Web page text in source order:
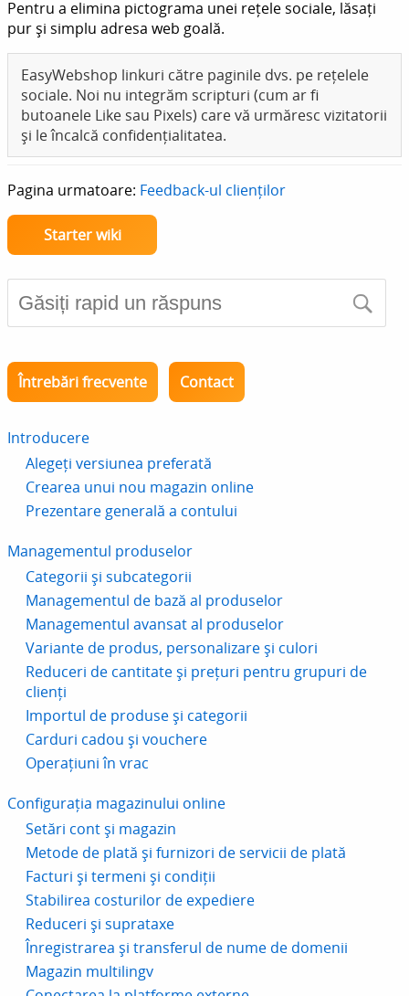
Pentru a elimina pictograma unei rețele sociale, lăsați
pur și simplu adresa web goală.
EasyWebshop linkuri către paginile dvs. pe rețelele
sociale. Noi nu integrăm scripturi (cum ar fi
butoanele Like sau Pixels) care vă urmăresc vizitatorii
și le încalcă confidențialitatea.
Pagina urmatoare: Feedback-ul clienților
Starter wiki
Întrebări frecvente Contact
Introducere
Alegeți versiunea preferată
Crearea unui nou magazin online
Prezentare generală a contului
Managementul produselor
Categorii și subcategorii
Managementul de bază al produselor
Managementul avansat al produselor
Variante de produs, personalizare și culori
Reduceri de cantitate și prețuri pentru grupuri de
clienți
Importul de produse și categorii
Carduri cadou și vouchere
Operațiuni în vrac
Configurația magazinului online
Setări cont și magazin
Metode de plată și furnizori de servicii de plată
Facturi și termeni și condiții
Stabilirea costurilor de expediere
Reduceri și suprataxe
Înregistrarea și transferul de nume de domenii
Magazin multilingv